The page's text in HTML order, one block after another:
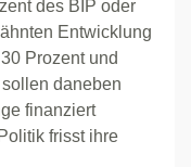
des BIP oder
Entwicklung
Prozent und
daneben
finanziert
frisst ihre